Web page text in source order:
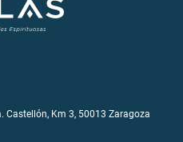
Castellón, Km 3, 50013 Zaragoza